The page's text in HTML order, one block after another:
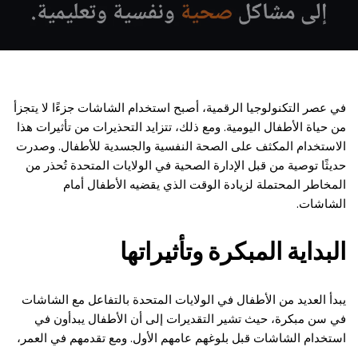
في عصر التكنولوجيا الرقمية، أصبح استخدام الشاشات جزءًا لا يتجزأ
من حياة الأطفال اليومية. ومع ذلك، تتزايد التحذيرات من تأثيرات هذا
الاستخدام المكثف على الصحة النفسية والجسدية للأطفال. وصدرت
حديثًا توصية من قبل الإدارة الصحية في الولايات المتحدة تُحذر من
المخاطر المحتملة لزيادة الوقت الذي يقضيه الأطفال أمام
الشاشات.
البداية المبكرة وتأثيراتها
يبدأ العديد من الأطفال في الولايات المتحدة بالتفاعل مع الشاشات
في سن مبكرة، حيث تشير التقديرات إلى أن الأطفال يبدأون في
استخدام الشاشات قبل بلوغهم عامهم الأول. ومع تقدمهم في العمر،